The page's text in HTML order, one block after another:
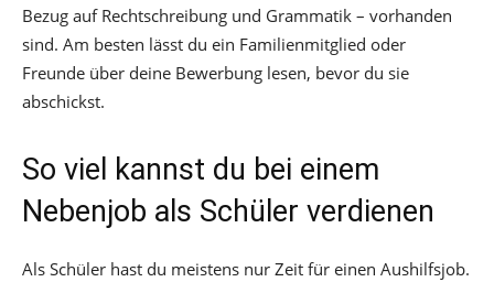
Bezug auf Rechtschreibung und Grammatik – vorhanden
sind. Am besten lässt du ein Familienmitglied oder
Freunde über deine Bewerbung lesen, bevor du sie
abschickst.
So viel kannst du bei einem
Nebenjob als Schüler verdienen
Als Schüler hast du meistens nur Zeit für einen Aushilfsjob.